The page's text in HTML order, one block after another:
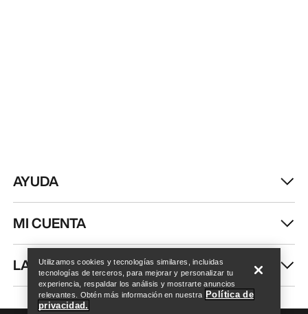
Help
Utilizamos cookies y tecnologías similares, incluidas
tecnologías de terceros, para mejorar y personalizar tu
experiencia, respaldar los análisis y mostrarte anuncios
relevantes. Obtén más información en nuestra Política de
privacidad.